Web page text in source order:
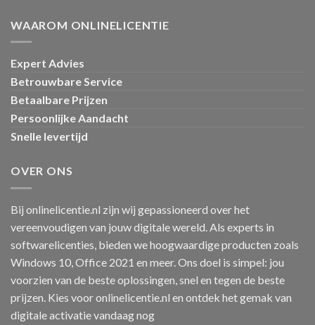
WAAROM ONLINELICENTIE
Expert Advies
Betrouwbare Service
Betaalbare Prijzen
Persoonlijke Aandacht
Snelle levertijd
OVER ONS
Bij onlinelicentie.nl zijn wij gepassioneerd over het
vereenvoudigen van jouw digitale wereld. Als experts in
softwarelicenties, bieden we hoogwaardige producten zoals
Windows 10, Office 2021 en meer. Ons doel is simpel: jou
voorzien van de beste oplossingen, snel en tegen de beste
prijzen. Kies voor onlinelicentie.nl en ontdek het gemak van
digitale activatie vandaag nog